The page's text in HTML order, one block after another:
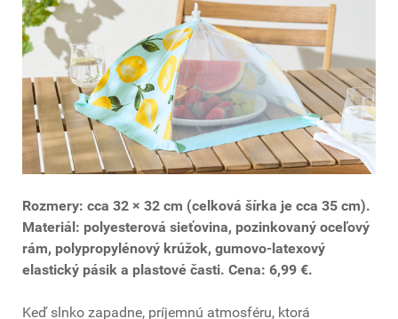
Rozmery: cca 32 × 32 cm (celková šírka je cca 35 cm).
Materiál: polyesterová sieťovina, pozinkovaný oceľový
rám, polypropylénový krúžok, gumovo-latexový
elastický pásik a plastové časti. Cena: 6,99 €.
Keď slnko zapadne, príjemnú atmosféru, ktorá